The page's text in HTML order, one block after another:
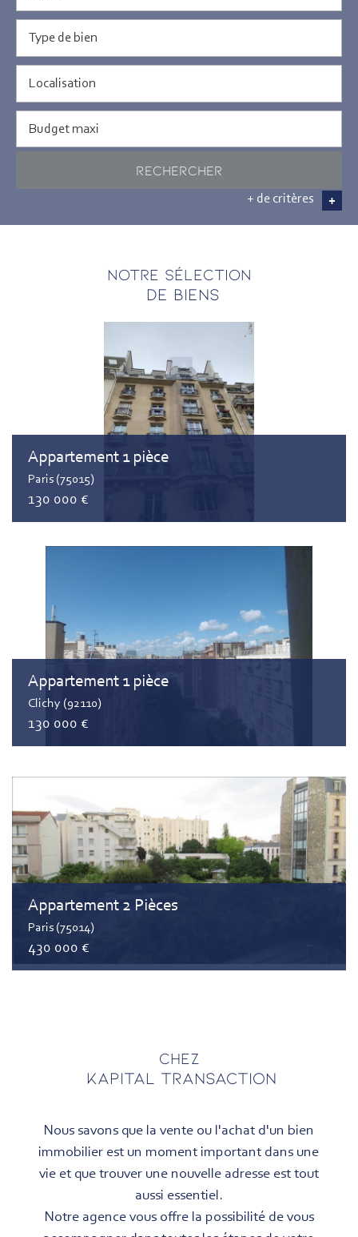
RECHERCHER
+ de critères +
Notre sélection
DE BIENS
Appartement 1 pièce
Paris (75015)
130 000 €
Appartement 1 pièce
Clichy (92110)
130 000 €
Appartement 2 Pièces
Paris (75014)
430 000 €
Chez
KAPITAL TRANSACTION
Nous savons que la vente ou l'achat d'un bien
immobilier est un moment important dans une
vie et que trouver une nouvelle adresse est tout
aussi essentiel.
Notre agence vous offre la possibilité de vous